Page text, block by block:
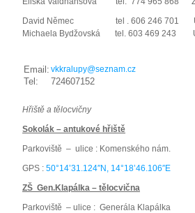
David Němec tel . 606 246 701
Michaela Bydžovská tel. 603 469 243
Email: vkkralupy@seznam.cz
Tel: 724607152
Hřiště a tělocvičny
Sokolák – antukové hřiště
Parkoviště – ulice : Komenského nám.
GPS : 50°14’31.124″N, 14°18’46.106″E
ZŠ Gen.Klapálka – tělocvična
Parkoviště – ulice : Generála Klapálka